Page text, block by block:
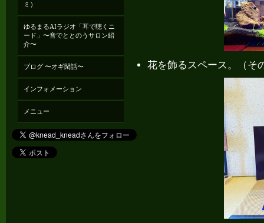
花を飾るスペース。（そ
ミ）
ゆるまるAIラジオ「耳で聴くニ
ード」〜音でととのうサロン紹
介〜
ブログ 〜オギ閑話〜
インフォメーション
メニュー